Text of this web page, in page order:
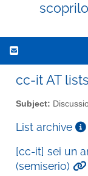
cc-it AT
Subject:
List archive
[cc-it] sei un
(semiserio)